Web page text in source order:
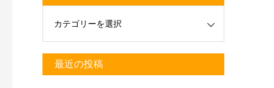
最近の投稿